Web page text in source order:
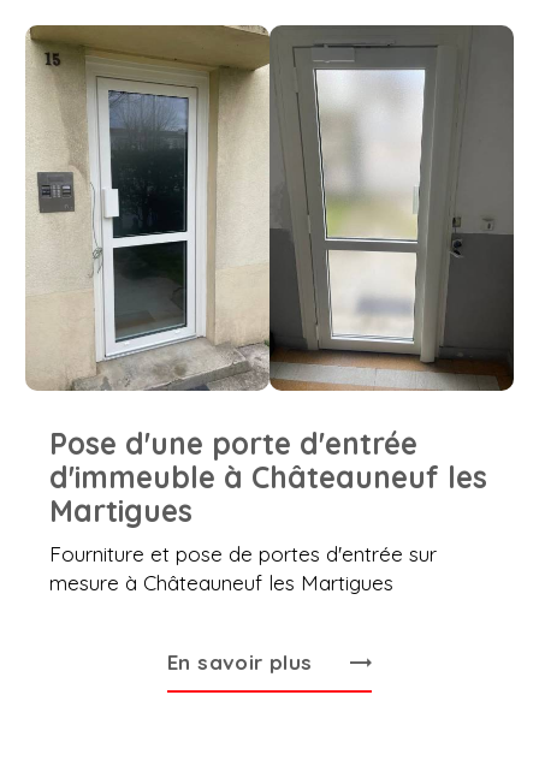
Pose d'une porte d'entrée
d'immeuble à Châteauneuf les
Martigues
Fourniture et pose de portes d'entrée sur
mesure à Châteauneuf les Martigues
En savoir plus